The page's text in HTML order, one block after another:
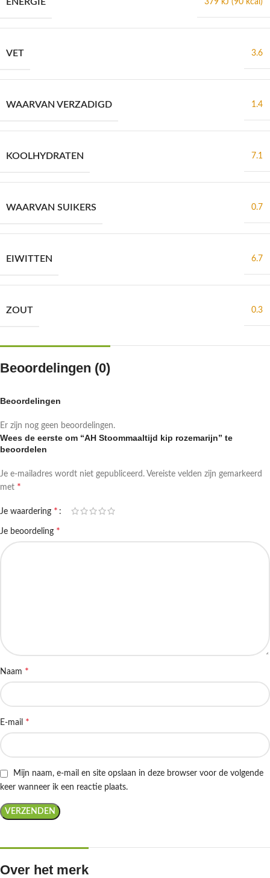
379 kJ (90 kcal)
VET 3.6
WAARVAN VERZADIGD 1.4
KOOLHYDRATEN 7.1
WAARVAN SUIKERS 0.7
EIWITTEN 6.7
ZOUT 0.3
Beoordelingen (0)
Beoordelingen
Er zijn nog geen beoordelingen.
Wees de eerste om “AH Stoommaaltijd kip rozemarijn” te
beoordelen
Je e-mailadres wordt niet gepubliceerd. Vereiste velden zijn gemarkeerd
met *
Je waardering *
Je beoordeling *
Naam *
E-mail *
Mijn naam, e-mail en site opslaan in deze browser voor de volgende
keer wanneer ik een reactie plaats.
Over het merk